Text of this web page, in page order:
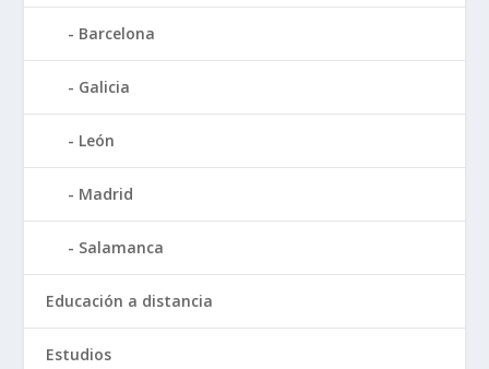
Barcelona
Galicia
León
Madrid
Salamanca
Educación a distancia
Estudios